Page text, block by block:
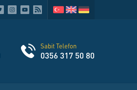
Sabit Telefon
0356 317 50 80